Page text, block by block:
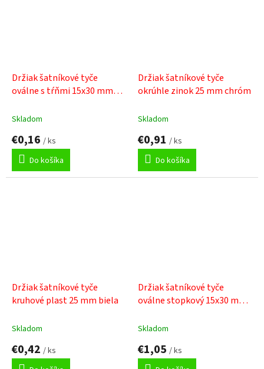
Držiak šatníkové tyče
oválne s tŕňmi 15x30 mm
Skladom
€0,16 / ks
Do košíka
Držiak šatníkové tyče
okrúhle zinok 25 mm chróm
Skladom
€0,91 / ks
Do košíka
Držiak šatníkové tyče
kruhové plast 25 mm biela
Skladom
€0,42 / ks
Držiak šatníkové tyče
oválne stopkový 15x30 mm
Skladom
€1,05 / ks